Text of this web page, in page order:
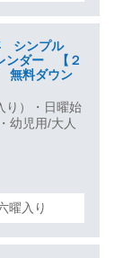
シンプル
ンダー 【２
無料ダウン
り）・日曜始
幼児用/大人
曜入り